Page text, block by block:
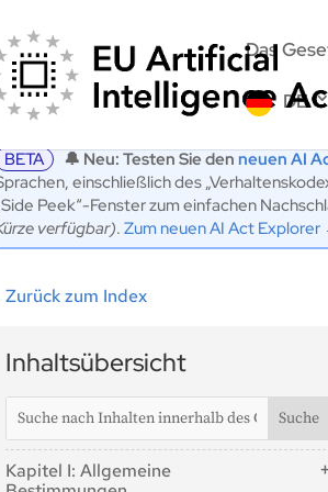
Das
DE
BETA 🔔 Neu: Testen Sie denneuen AI
einschließlich des
Peek“-Fenster zum einfachen
verfügbar).Zum neuen AI Act Explorer
Zurück zum Index
Inhaltsübersicht
Kapitel I: Allgemeine